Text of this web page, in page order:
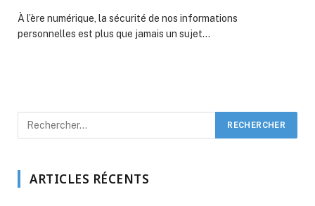
À l’ère numérique, la sécurité de nos informations
personnelles est plus que jamais un sujet…
ARTICLES RÉCENTS